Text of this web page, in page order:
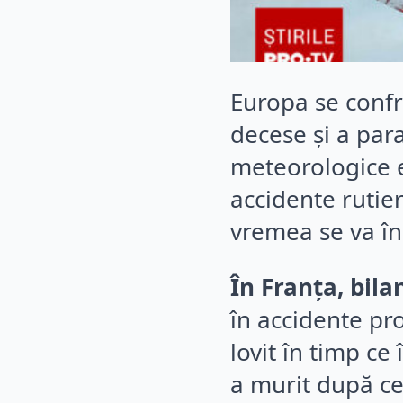
Europa se
decese și a
meteorologice
accidente
vremea se va
În Franța,
în accidente
lovit în timp ce
a murit după